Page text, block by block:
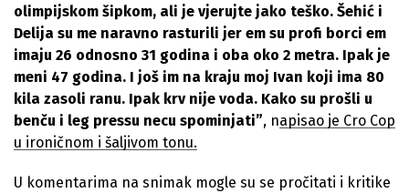
olimpijskom šipkom, ali je vjerujte jako teško. Šehić i
Delija su me naravno rasturili jer em su profi borci em
imaju 26 odnosno 31 godina i oba oko 2 metra. Ipak je
meni 47 godina. I još im na kraju moj Ivan koji ima 80
kila zasoli ranu. Ipak krv nije voda. Kako su prošli u
benču i leg pressu necu spominjati”, napisao je Cro Cop
u ironičnom i šaljivom tonu.
U komentarima na snimak mogle su se pročitati i kritike